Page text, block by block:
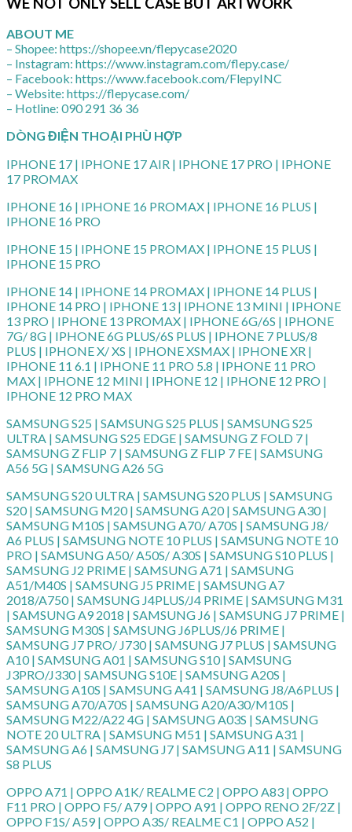
ABOUT ME
– Shopee: https://shopee.vn/flepycase2020
– Instagram: https://www.instagram.com/flepy.case/
– Facebook: https://www.facebook.com/FlepyINC
– Website: https://flepycase.com/
– Hotline: 090 291 36 36
DÒNG ĐIỆN THOẠI PHÙ HỢP
IPHONE 17 | IPHONE 17 AIR | IPHONE 17 PRO | IPHONE
17 PROMAX
IPHONE 16 | IPHONE 16 PROMAX | IPHONE 16 PLUS |
IPHONE 16 PRO
IPHONE 15 | IPHONE 15 PROMAX | IPHONE 15 PLUS |
IPHONE 15 PRO
IPHONE 14 | IPHONE 14 PROMAX | IPHONE 14 PLUS |
IPHONE 14 PRO | IPHONE 13 | IPHONE 13 MINI | IPHONE
13 PRO | IPHONE 13 PROMAX | IPHONE 6G/6S | IPHONE
7G/ 8G | IPHONE 6G PLUS/6S PLUS | IPHONE 7 PLUS/8
PLUS | IPHONE X/ XS | IPHONE XSMAX | IPHONE XR |
IPHONE 11 6.1 | IPHONE 11 PRO 5.8 | IPHONE 11 PRO
MAX | IPHONE 12 MINI | IPHONE 12 | IPHONE 12 PRO |
IPHONE 12 PRO MAX
SAMSUNG S25 | SAMSUNG S25 PLUS | SAMSUNG S25
ULTRA | SAMSUNG S25 EDGE | SAMSUNG Z FOLD 7 |
SAMSUNG Z FLIP 7 | SAMSUNG Z FLIP 7 FE | SAMSUNG
A56 5G | SAMSUNG A26 5G
SAMSUNG S20 ULTRA | SAMSUNG S20 PLUS | SAMSUNG
S20 | SAMSUNG M20 | SAMSUNG A20 | SAMSUNG A30 |
SAMSUNG M10S | SAMSUNG A70/ A70S | SAMSUNG J8/
A6 PLUS | SAMSUNG NOTE 10 PLUS | SAMSUNG NOTE 10
PRO | SAMSUNG A50/ A50S/ A30S | SAMSUNG S10 PLUS |
SAMSUNG J2 PRIME | SAMSUNG A71 | SAMSUNG
A51/M40S | SAMSUNG J5 PRIME | SAMSUNG A7
2018/A750 | SAMSUNG J4PLUS/J4 PRIME | SAMSUNG M31
| SAMSUNG A9 2018 | SAMSUNG J6 | SAMSUNG J7 PRIME |
SAMSUNG M30S | SAMSUNG J6PLUS/J6 PRIME |
SAMSUNG J7 PRO/ J730 | SAMSUNG J7 PLUS | SAMSUNG
A10 | SAMSUNG A01 | SAMSUNG S10 | SAMSUNG
J3PRO/J330 | SAMSUNG S10E | SAMSUNG A20S |
SAMSUNG A10S | SAMSUNG A41 | SAMSUNG J8/A6PLUS |
SAMSUNG A70/A70S | SAMSUNG A20/A30/M10S |
SAMSUNG M22/A22 4G | SAMSUNG A03S | SAMSUNG
NOTE 20 ULTRA | SAMSUNG M51 | SAMSUNG A31 |
SAMSUNG A6 | SAMSUNG J7 | SAMSUNG A11 | SAMSUNG
S8 PLUS
OPPO A71 | OPPO A1K/ REALME C2 | OPPO A83 | OPPO
F11 PRO | OPPO F5/ A79 | OPPO A91 | OPPO RENO 2F/2Z |
OPPO F1S/ A59 | OPPO A3S/ REALME C1 | OPPO A52 |